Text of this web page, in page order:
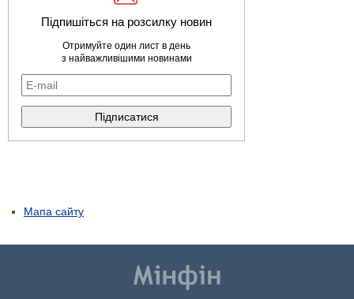
Підпишіться на розсилку новин
Отримуйте один лист в день
з найважливішими новинами
Мапа сайту